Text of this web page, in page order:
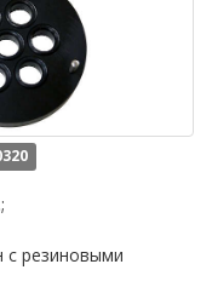
с резиновыми